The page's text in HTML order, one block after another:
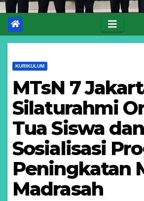
KURIKULUM
MTsN 7
Silaturahmi
Tua Siswa dan
Sosialisasi
Peningkatan
Madrasah